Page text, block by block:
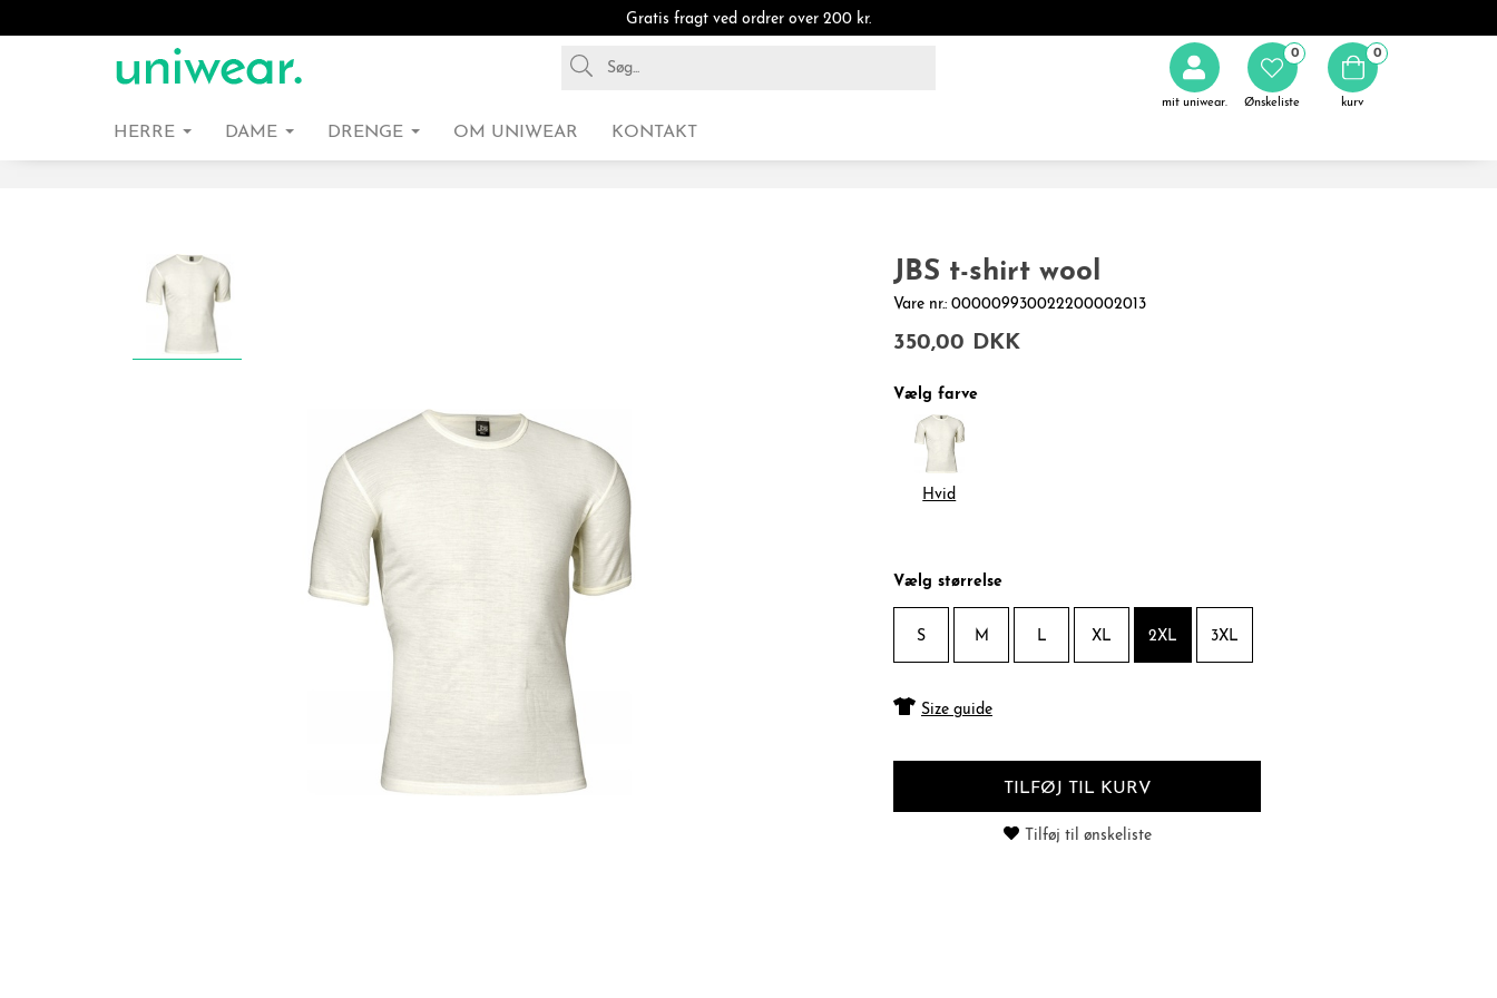
Gratis fragt ved ordrer over 200 kr.
mit uniwear. Ønskeliste
0 0
kurv
HERRE DAME DRENGE OM UNIWEAR KONTAKT
JBS t-shirt wool
Vare nr.: 000009930022200002013
350,00 DKK
Vælg farve
Hvid
Vælg størrelse
S M L XL 2XL 3XL
Size guide
TILFØJ TIL KURV
Tilføj til ønskeliste